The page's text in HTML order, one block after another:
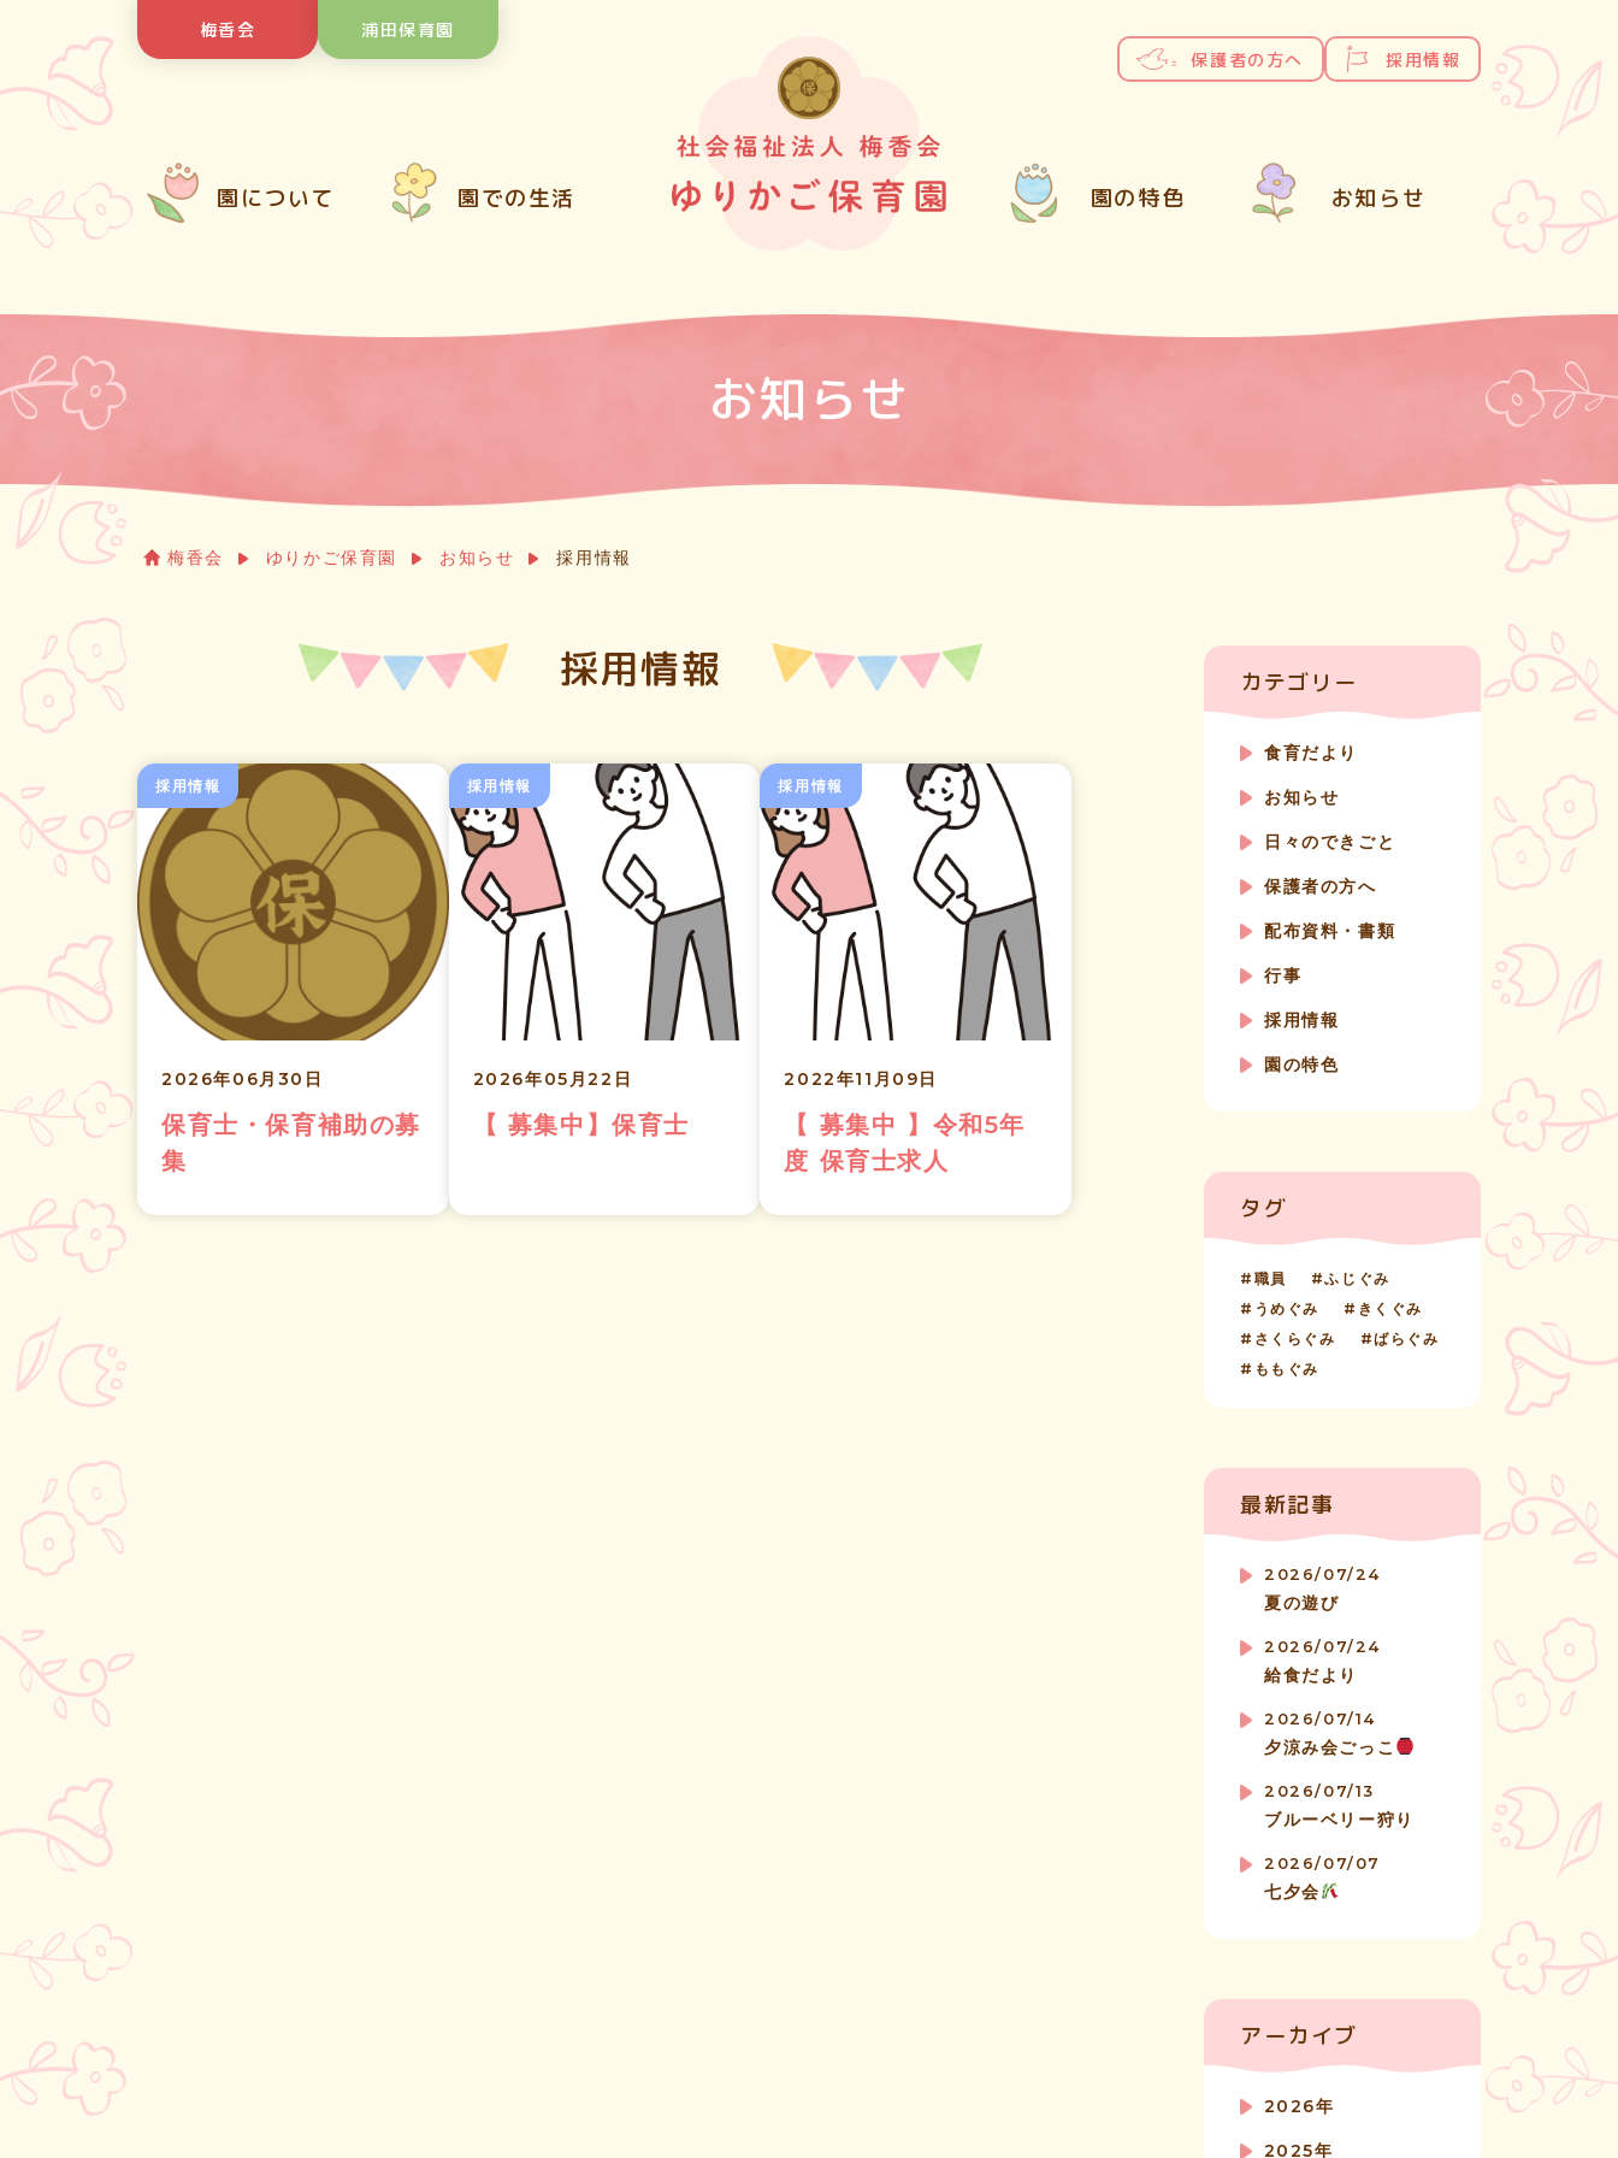
content
梅香会 浦田保育園
園について 園での生活 園の特色 お知らせ
保護者の方へ 採用情報
お知らせ
梅香会 ゆりかご保育園 お知らせ 採用情報
採用情報
採用情報
2026年06月30日
保育士・保育補助の募
集
採用情報
2026年05月22日
【 募集中】保育士
採用情報
2022年11月09日
【 募集中 】令和5年
度 保育士求人
カテゴリー
食育だより
お知らせ
日々のできごと
保護者の方へ
配布資料・書類
行事
採用情報
園の特色
タグ
職員
ふじぐみ
うめぐみ
きくぐみ
さくらぐみ
ばらぐみ
ももぐみ
最新記事
2026/07/24
夏の遊び
2026/07/24
給食だより
2026/07/14
夕涼み会ごっこ
2026/07/13
ブルーベリー狩り
2026/07/07
七夕会
アーカイブ
2026年
2025年